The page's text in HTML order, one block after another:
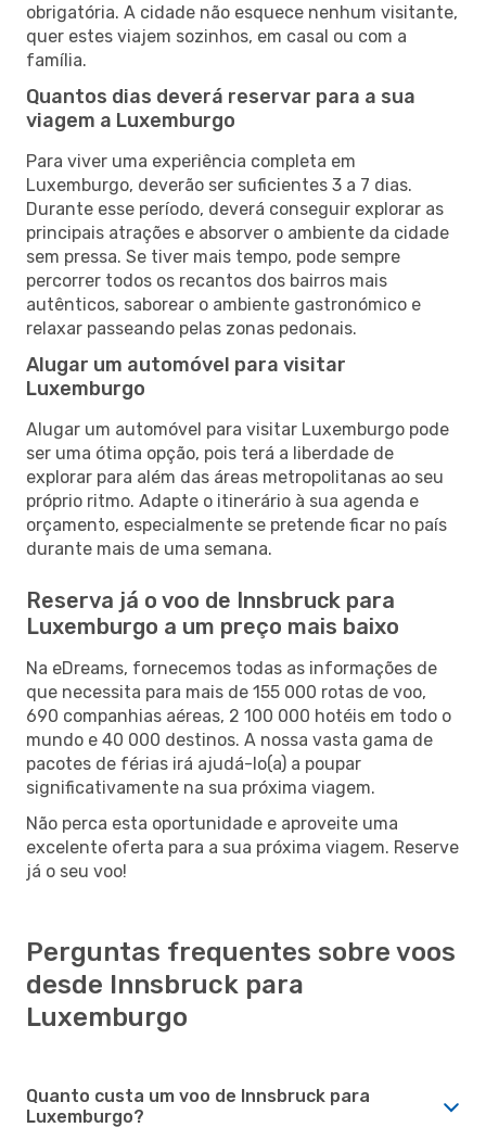
obrigatória. A cidade não esquece nenhum visitante,
quer estes viajem sozinhos, em casal ou com a
família.
Quantos dias deverá reservar para a sua
viagem a Luxemburgo
Para viver uma experiência completa em
Luxemburgo, deverão ser suficientes 3 a 7 dias.
Durante esse período, deverá conseguir explorar as
principais atrações e absorver o ambiente da cidade
sem pressa. Se tiver mais tempo, pode sempre
percorrer todos os recantos dos bairros mais
autênticos, saborear o ambiente gastronómico e
relaxar passeando pelas zonas pedonais.
Alugar um automóvel para visitar
Luxemburgo
Alugar um automóvel para visitar Luxemburgo pode
ser uma ótima opção, pois terá a liberdade de
explorar para além das áreas metropolitanas ao seu
próprio ritmo. Adapte o itinerário à sua agenda e
orçamento, especialmente se pretende ficar no país
durante mais de uma semana.
Reserva já o voo de Innsbruck para
Luxemburgo a um preço mais baixo
Na eDreams, fornecemos todas as informações de
que necessita para mais de 155 000 rotas de voo,
690 companhias aéreas, 2 100 000 hotéis em todo o
mundo e 40 000 destinos. A nossa vasta gama de
pacotes de férias irá ajudá-lo(a) a poupar
significativamente na sua próxima viagem.
Não perca esta oportunidade e aproveite uma
excelente oferta para a sua próxima viagem. Reserve
já o seu voo!
Perguntas frequentes sobre voos
desde Innsbruck para
Luxemburgo
Quanto custa um voo de Innsbruck para
Luxemburgo?